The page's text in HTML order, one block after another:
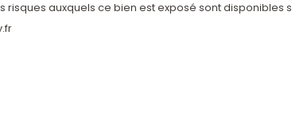
risques auxquels ce bien est exposé sont disponibles